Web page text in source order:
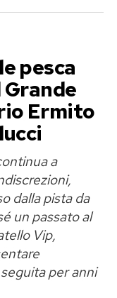
del
Alla fine
tre scelti
provenienti da
su Rai 1
avranno la
pubblico
televisiva.
di un
su Rai 1.
conferma,
tassello del
pesca
Ermito
a
dalla pista da
un passato al
Vip,
per anni